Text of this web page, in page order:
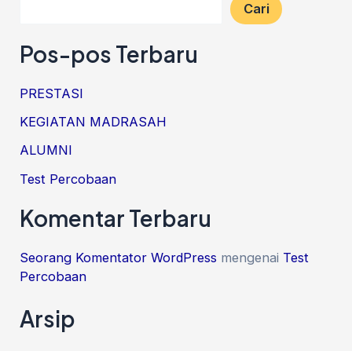
Cari
Pos-pos Terbaru
PRESTASI
KEGIATAN MADRASAH
ALUMNI
Test Percobaan
Komentar Terbaru
Seorang Komentator WordPress mengenai Test
Percobaan
Arsip